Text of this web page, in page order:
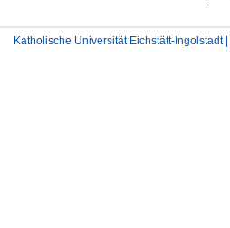
Katholische Universität Eichstätt-Ingolstadt